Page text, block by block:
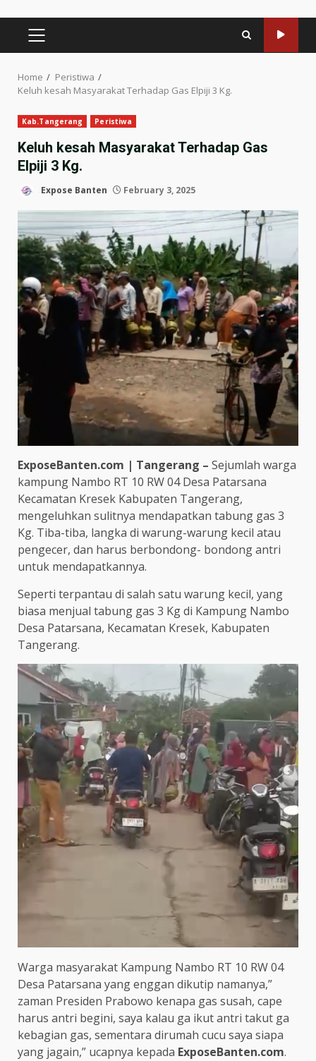
PRIMARY
MENU
Home
Peristiwa
Keluh kesah Masyarakat Terhadap Gas Elpiji 3 Kg.
Kab.Tangerang Peristiwa
Keluh kesah Masyarakat Terhadap Gas
Elpiji 3 Kg.
Expose Banten February 3, 2025
ExposeBanten.com | Tangerang – Sejumlah warga
kampung Nambo RT 10 RW 04 Desa Patarsana
Kecamatan Kresek Kabupaten Tangerang,
mengeluhkan sulitnya mendapatkan tabung gas 3
Kg. Tiba-tiba, langka di warung-warung kecil atau
pengecer, dan harus berbondong- bondong antri
untuk mendapatkannya.
Seperti terpantau di salah satu warung kecil, yang
biasa menjual tabung gas 3 Kg di Kampung Nambo
Desa Patarsana, Kecamatan Kresek, Kabupaten
Tangerang.
Warga masyarakat Kampung Nambo RT 10 RW 04
Desa Patarsana yang enggan dikutip namanya,”
zaman Presiden Prabowo kenapa gas susah, cape
harus antri begini, saya kalau ga ikut antri takut ga
kebagian gas, sementara dirumah cucu saya siapa
yang jagain,” ucapnya kepada ExposeBanten.com.